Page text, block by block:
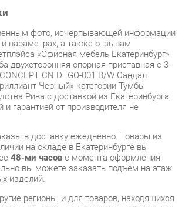
CN.DTGO-001 B/W Сандал
Рива с доставкой из Екатеринбурга
гарантией от производителя не
в доставку ежедневно. Товары из
на складе в Екатеринбурге вы
48-ми часовс момента оформления
вы можете заказать подъём на этаж
регионы, и для товаров, находящихся
рассчитывается индивидуально.
и стоимость доставки вы можете
связи
заказа в доставку, а также в
принять решение об отказе от покупки.